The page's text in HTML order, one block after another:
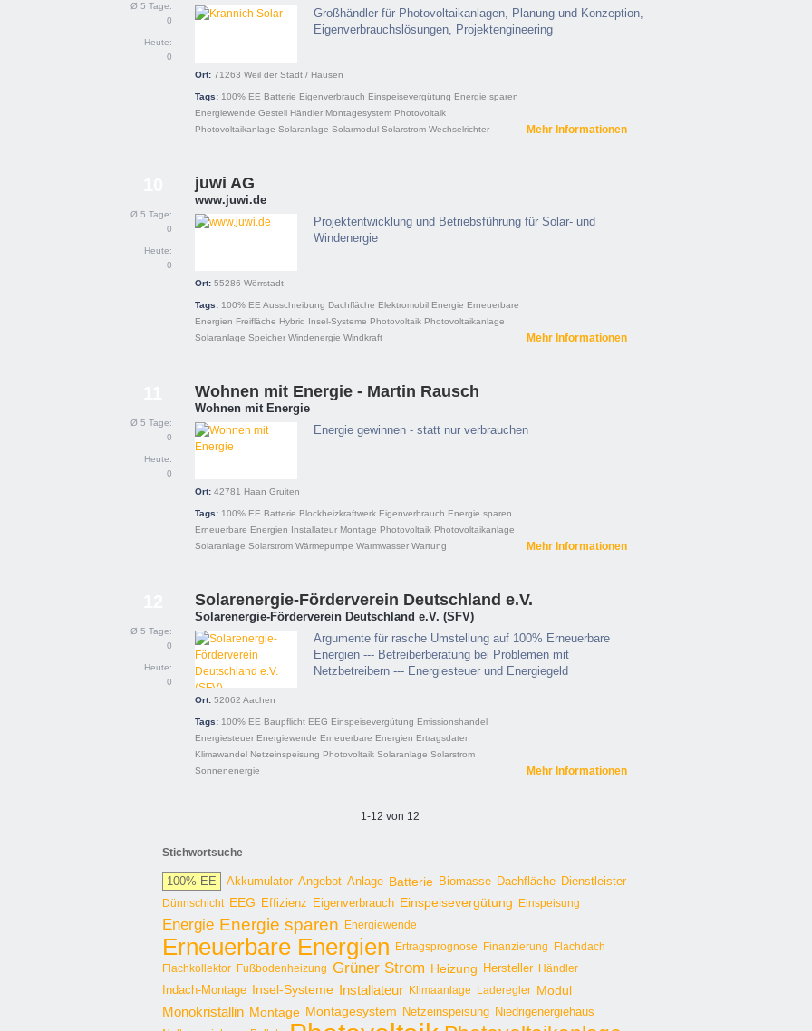
Ø 5 Tage:
0
Heute:
0
Großhändler für Photovoltaikanlagen, Planung und Konzeption,
Eigenverbrauchslösungen, Projektengineering
Ort: 71263 Weil der Stadt / Hausen
Tags: 100% EE Batterie Eigenverbrauch Einspeisevergütung Energie sparen
Energiewende Gestell Händler Montagesystem Photovoltaik
Photovoltaikanlage Solaranlage Solarmodul Solarstrom Wechselrichter Mehr Informationen
Ø 5 Tage:
0
Heute:
0
juwi AG
www.juwi.de
Projektentwicklung und Betriebsführung für Solar- und
Windenergie
Ort: 55286 Wörrstadt
Tags: 100% EE Ausschreibung Dachfläche Elektromobil Energie Erneuerbare
Energien Freifläche Hybrid Insel-Systeme Photovoltaik Photovoltaikanlage
Solaranlage Speicher Windenergie Windkraft Mehr Informationen
Ø 5 Tage:
0
Heute:
0
Wohnen mit Energie - Martin Rausch
Wohnen mit Energie
Energie gewinnen - statt nur verbrauchen
Ort: 42781 Haan Gruiten
Tags: 100% EE Batterie Blockheizkraftwerk Eigenverbrauch Energie sparen
Erneuerbare Energien Installateur Montage Photovoltaik Photovoltaikanlage
Solaranlage Solarstrom Wärmepumpe Warmwasser Wartung Mehr Informationen
Ø 5 Tage:
0
Heute:
0
Solarenergie-Förderverein Deutschland e.V.
Solarenergie-Förderverein Deutschland e.V. (SFV)
Argumente für rasche Umstellung auf 100% Erneuerbare
Energien --- Betreiberberatung bei Problemen mit
Netzbetreibern --- Energiesteuer und Energiegeld
Ort: 52062 Aachen
Tags: 100% EE Baupflicht EEG Einspeisevergütung Emissionshandel
Energiesteuer Energiewende Erneuerbare Energien Ertragsdaten
Klimawandel Netzeinspeisung Photovoltaik Solaranlage Solarstrom
Sonnenenergie
Mehr Informationen
1-12 von 12
Stichwortsuche
100% EE Akkumulator Angebot Anlage Batterie Biomasse Dachfläche Dienstleister
Dünnschicht EEG Effizienz Eigenverbrauch Einspeisevergütung Einspeisung
Energie Energie sparen Energiewende
Erneuerbare Energien Ertragsprognose Finanzierung
Flachdach
Flachkollektor Fußbodenheizung Grüner Strom Heizung Hersteller Händler
Indach-Montage
Insel-Systeme Installateur Klimaanlage Laderegler Modul
Monokristallin Montage Montagesystem Netzeinspeisung Niedrigenergiehaus